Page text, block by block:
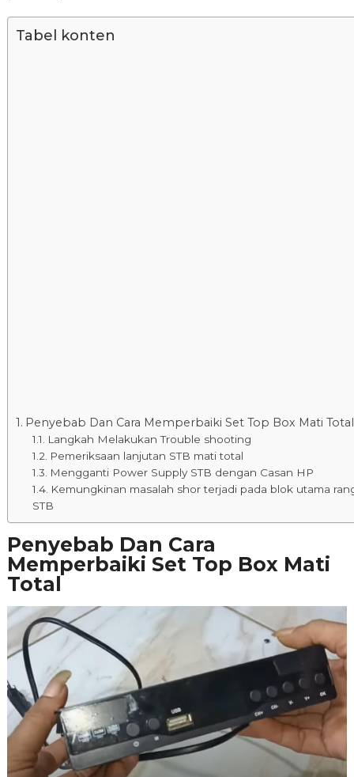
Tabel konten
Penyebab Dan Cara Memperbaiki Set Top Box Mati Total
Langkah Melakukan Trouble shooting
Pemeriksaan lanjutan STB mati total
Mengganti Power Supply STB dengan Casan HP
Kemungkinan masalah shor terjadi pada blok utama
STB
Penyebab Dan Cara
Memperbaiki Set Top Box Mati
Total